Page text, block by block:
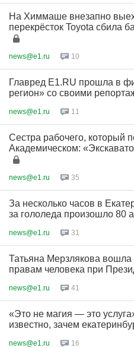
На Химмаше внезапно
перекрёсток Toyota сбила
news@e1.ru 10
Главред E1.RU прошла в
регион» со своими
news@e1.ru 11
Сестра рабочего, который
Академическом:
news@e1.ru 35
За несколько часов в
за гололеда произошло 80
news@e1.ru 31
Татьяна Мерзлякова вошла
правам человека при
news@e1.ru 41
«Это не магия — это
известно, зачем
news@e1.ru 16